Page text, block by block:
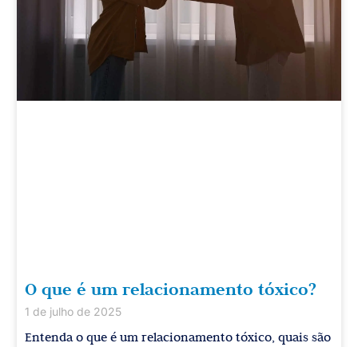
O que é um relacionamento tóxico?
1 de julho de 2025
Entenda o que é um relacionamento tóxico, quais são